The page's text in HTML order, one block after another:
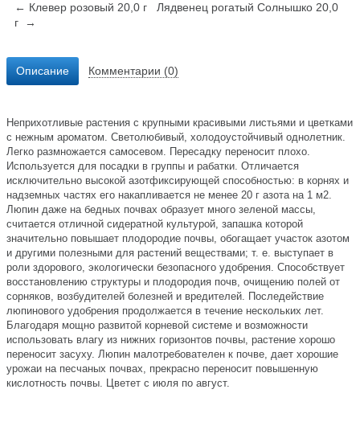
← Клевер розовый 20,0 г
Лядвенец рогатый Солнышко 20,0
г →
Описание Комментарии (0)
Неприхотливые растения с крупными красивыми листьями и цветками
с нежным ароматом. Светолюбивый, холодоустойчивый однолетник.
Легко размножается самосевом. Пересадку переносит плохо.
Используется для посадки в группы и рабатки. Отличается
исключительно высокой азотфиксирующей способностью: в корнях и
надземных частях его накапливается не менее 20 г азота на 1 м2.
Люпин даже на бедных почвах образует много зеленой массы,
считается отличной сидератной культурой, запашка которой
значительно повышает плодородие почвы, обогащает участок азотом
и другими полезными для растений веществами; т. е. выступает в
роли здорового, экологически безопасного удобрения. Способствует
восстановлению структуры и плодородия почв, очищению полей от
сорняков, возбудителей болезней и вредителей. Последействие
люпинового удобрения продолжается в течение нескольких лет.
Благодаря мощно развитой корневой системе и возможности
использовать влагу из нижних горизонтов почвы, растение хорошо
переносит засуху. Люпин малотребователен к почве, дает хорошие
урожаи на песчаных почвах, прекрасно переносит повышенную
кислотность почвы. Цветет с июля по август.